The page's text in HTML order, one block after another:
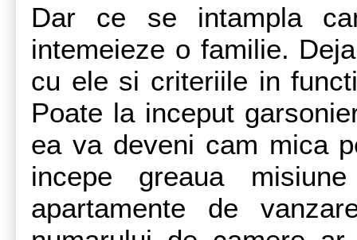
Dar ce se intampla
intemeieze o familie.
cu ele si criteriile in
Poate la inceput
ea va deveni cam mica
incepe greaua
apartamente de